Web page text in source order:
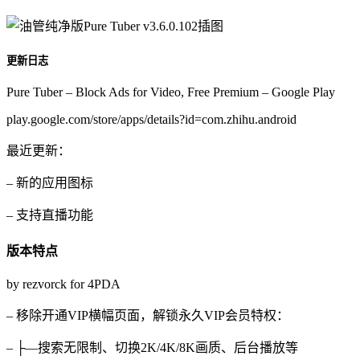
更新日志
Pure Tuber – Block Ads for Video, Free Premium – Google Play
play.google.com/store/apps/details?id=com.zhihu.android
最近更新：
– 新的应用图标
– 支持直播功能
版本特点
by rezvorck for 4PDA
– 移除开通VIP横幅页面，解锁永久VIP会员特权：
– ├—搜索无限制、切换2K/4K/8K画质、后台播放等